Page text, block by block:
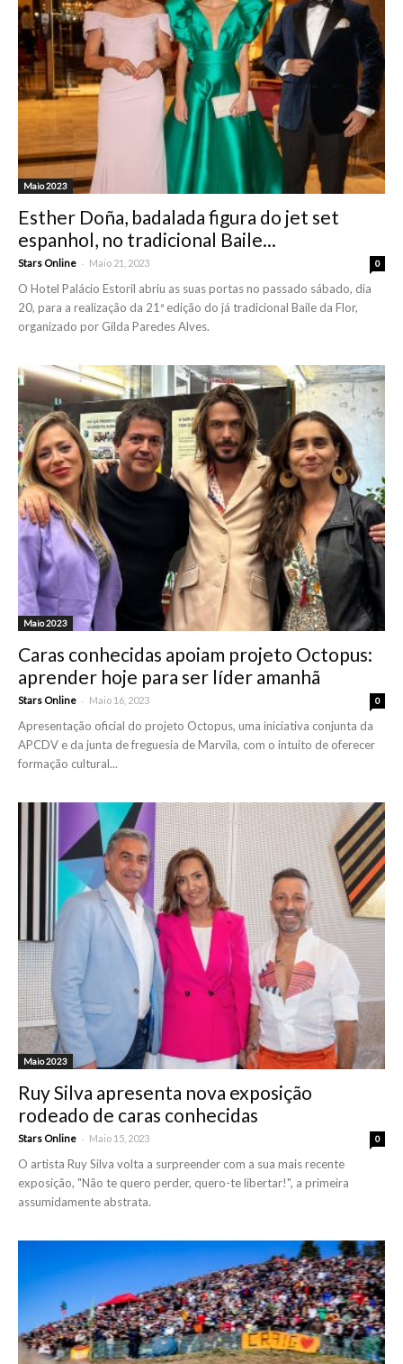
Maio 2023
Esther Doña, badalada figura do jet set
espanhol, no tradicional Baile...
Stars Online - Maio 21, 2023 0
O Hotel Palácio Estoril abriu as suas portas no passado sábado, dia
20, para a realização da 21ª edição do já tradicional Baile da Flor,
organizado por Gilda Paredes Alves.
Maio 2023
Caras conhecidas apoiam projeto Octopus:
aprender hoje para ser líder amanhã
Stars Online - Maio 16, 2023 0
Apresentação oficial do projeto Octopus, uma iniciativa conjunta da
APCDV e da junta de freguesia de Marvila, com o intuito de oferecer
formação cultural...
Maio 2023
Ruy Silva apresenta nova exposição
rodeado de caras conhecidas
Stars Online - Maio 15, 2023 0
O artista Ruy Silva volta a surpreender com a sua mais recente
exposição, "Não te quero perder, quero-te libertar!", a primeira
assumidamente abstrata.